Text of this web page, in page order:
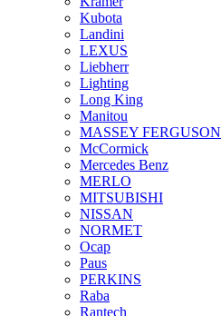
Kubota
Landini
LEXUS
Liebherr
Lighting
Long King
Manitou
MASSEY FERGUSON
McCormick
Mercedes Benz
MERLO
MITSUBISHI
NISSAN
NORMET
Ocap
Paus
PERKINS
Raba
Rantech